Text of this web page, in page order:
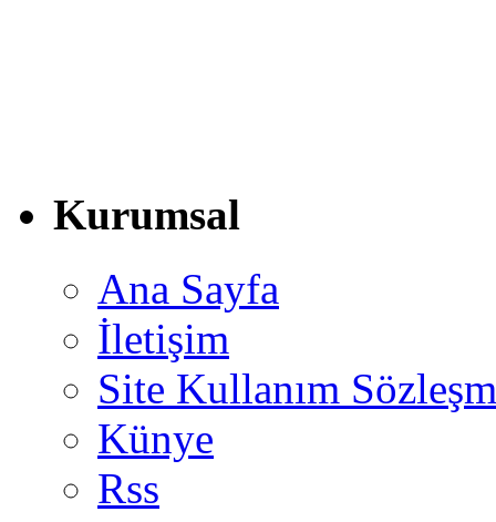
Kurumsal
Ana Sayfa
İletişim
Site Kullanım
Künye
Rss